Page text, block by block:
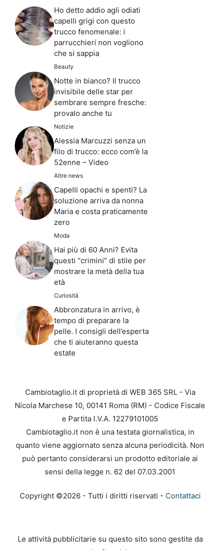
Ho detto addio agli odiati
capelli grigi con questo
trucco fenomenale: i
parrucchieri non vogliono
che si sappia
Beauty
Notte in bianco? Il trucco
invisibile delle star per
sembrare sempre fresche:
provalo anche tu
Notizie
Alessia Marcuzzi senza un
filo di trucco: ecco com’è la
52enne – Video
Altre news
Capelli opachi e spenti? La
soluzione arriva da nonna
Maria e costa praticamente
zero
Moda
Hai più di 60 Anni? Evita
questi “crimini” di stile per
mostrare la metà della tua
età
Curiosità
Abbronzatura in arrivo, è
tempo di preparare la
pelle. I consigli dell’esperta
che ti aiuteranno questa
estate
Cambiotaglio.it di proprietà di WEB 365 SRL - Via
Nicola Marchese 10, 00141 Roma (RM) - Codice Fiscale
e Partita I.V.A. 12279101005
Cambiotaglio.it non è una testata giornalistica, in
quanto viene aggiornato senza alcuna periodicità. Non
può pertanto considerarsi un prodotto editoriale ai
sensi della legge n. 62 del 07.03.2001
Copyright ©2026 - Tutti i diritti riservati - Contattaci
Le attività pubblicitarie su questo sito sono gestite da